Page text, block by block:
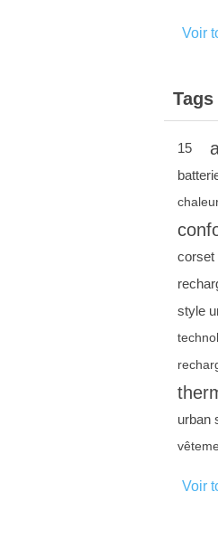
Voir
15
corset
style
urban
Voir